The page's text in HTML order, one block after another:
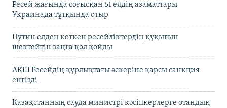
Ресей жағында соғысқан 51 елдің азаматтары
Украинада тұтқында отыр
Путин елден кеткен ресейліктердің құқығын
шектейтін заңға қол қойды
АҚШ Ресейдің құрлықтағы әскеріне қарсы санкция
енгізді
Қазақстанның сауда министрі кәсіпкерлерге отандық